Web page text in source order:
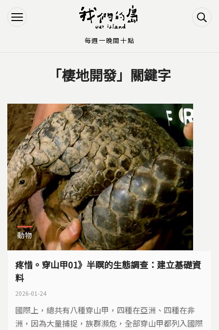
Jump to Navigation
Jump to Main content
「棲地開發」關鍵字
動物
疼惜。穿山甲01》半瞑的生態調查：建立基礎資
料
2026-01-24
國際上，總共有八種穿山甲，四種在亞洲、四種在非
洲，因為大量捕捉，族群瀕危，全部穿山甲都列入國際
每週一晚間十點